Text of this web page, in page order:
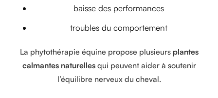
baisse des performances
troubles du comportement
La phytothérapie équine propose plusieurs plantes
calmantes naturellesqui peuvent aider à soutenir
l’équilibre nerveux du cheval.